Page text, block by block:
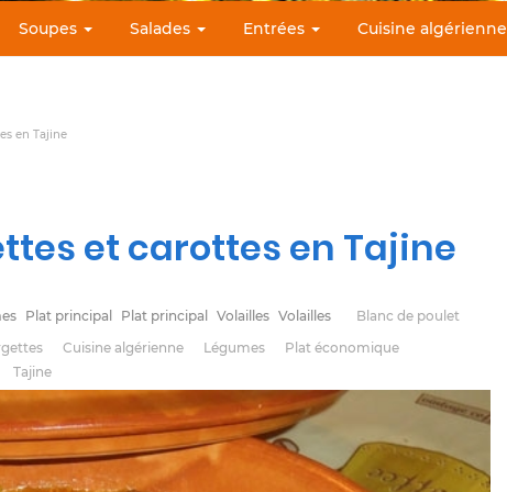
Soupes Salades Entrées Cuisine algérienne
en Tajine
et carottes en Tajine
Plat principal Plat principal Volailles Volailles
Blanc de poulet
Cuisine algérienne Légumes
Plat économique
Tajine